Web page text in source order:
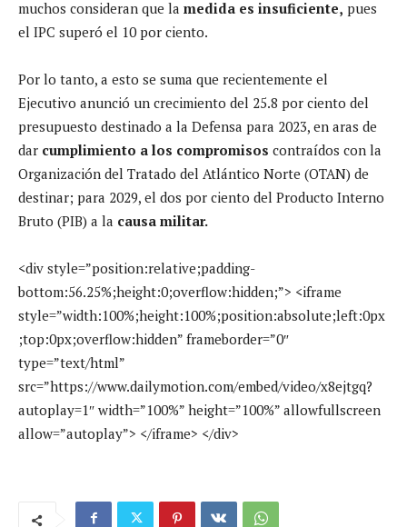
muchos consideran que la medida es insuficiente, pues
el IPC superó el 10 por ciento.
Por lo tanto, a esto se suma que recientemente el
Ejecutivo anunció un crecimiento del 25.8 por ciento del
presupuesto destinado a la Defensa para 2023, en aras de
dar cumplimiento a los compromisos contraídos con la
Organización del Tratado del Atlántico Norte (OTAN) de
destinar; para 2029, el dos por ciento del Producto Interno
Bruto (PIB) a la causa militar.
<div style=”position:relative;padding-
bottom:56.25%;height:0;overflow:hidden;”> <iframe
style=”width:100%;height:100%;position:absolute;left:0px
;top:0px;overflow:hidden” frameborder=”0″
type=”text/html”
src=”https://www.dailymotion.com/embed/video/x8ejtgq?
autoplay=1″ width=”100%” height=”100%” allowfullscreen
allow=”autoplay”> </iframe> </div>